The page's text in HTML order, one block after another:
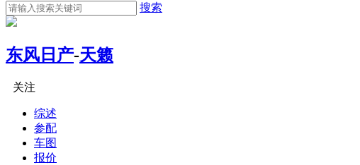
搜索
东风日产-天籁
关注
综述
参配
车图
报价